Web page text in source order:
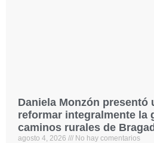
Daniela Monzón presentó
reformar integralmente la
caminos rurales de
agosto 4, 2026 No hay comentarios